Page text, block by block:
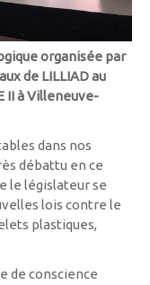
organisée par
de LILLIAD au
II à Villeneuve-
dans nos
débattu en ce
le législateur se
lois contre le
plastiques,
de conscience